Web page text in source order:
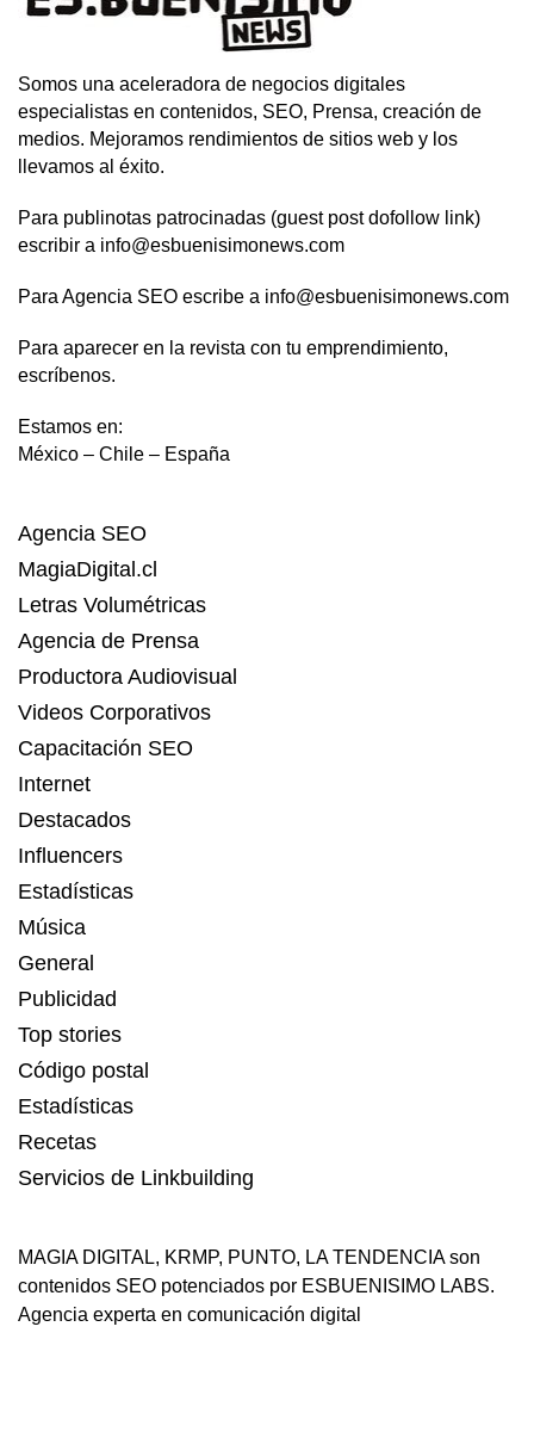
Somos una aceleradora de negocios digitales
especialistas en contenidos, SEO, Prensa, creación de
medios. Mejoramos rendimientos de sitios web y los
llevamos al éxito.
Para publinotas patrocinadas (guest post dofollow link)
escribir a info@esbuenisimonews.com
Para Agencia SEO escribe a info@esbuenisimonews.com
Para aparecer en la revista con tu emprendimiento,
escríbenos.
Estamos en:
México – Chile – España
Agencia SEO
MagiaDigital.cl
Letras Volumétricas
Agencia de Prensa
Productora Audiovisual
Videos Corporativos
Capacitación SEO
Internet
Destacados
Influencers
Estadísticas
Música
General
Publicidad
Top stories
Código postal
Estadísticas
Recetas
Servicios de Linkbuilding
MAGIA DIGITAL, KRMP, PUNTO, LA TENDENCIAson
contenidos SEO potenciados por ESBUENISIMO LABS.
Agencia experta en comunicación digital